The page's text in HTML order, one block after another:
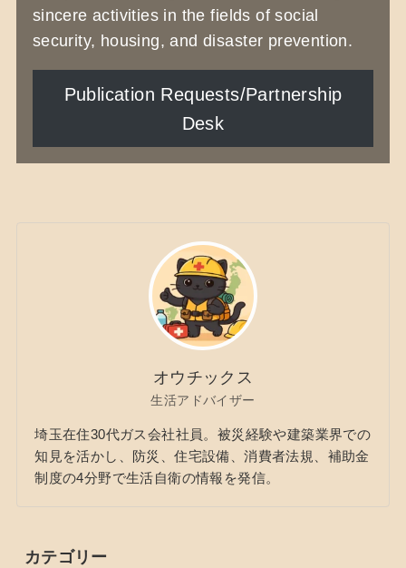
sincere activities in the fields of social
security, housing, and disaster prevention.
Publication Requests/Partnership
Desk
オウチックス
生活アドバイザー
埼玉在住30代ガス会社社員。被災経験や建築業界での
知見を活かし、防災、住宅設備、消費者法規、補助金
制度の4分野で生活自衛の情報を発信。
カテゴリー